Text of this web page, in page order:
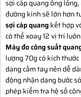
sợi cáp quang ống
đường kính sẽ lớn hơn
sợi cáp quangkết hợp
có thể xoay 12 vị trí
Máy đo công suất
lượng 70g có kích
dạng cầm tay nên dễ
động nhận dạng bước
phép kiểm tra hệ số